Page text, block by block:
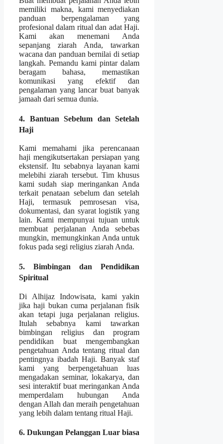
memiliki makna, kami menyediakan
panduan berpengalaman yang
profesional dalam ritual dan adat Haji.
Kami akan menemani Anda
sepanjang ziarah Anda, tawarkan
wacana dan panduan bernilai di setiap
langkah. Pemandu kami pintar dalam
beragam bahasa, memastikan
komunikasi yang efektif dan
pengalaman yang lancar buat banyak
jamaah dari semua dunia.
4. Bantuan Sebelum dan Setelah
Haji
Kami memahami jika perencanaan
haji mengikutsertakan persiapan yang
ekstensif. Itu sebabnya layanan kami
melebihi ziarah tersebut. Tim khusus
kami sudah siap meringankan Anda
terkait penataan sebelum dan setelah
Haji, termasuk pemrosesan visa,
dokumentasi, dan syarat logistik yang
lain. Kami mempunyai tujuan untuk
membuat perjalanan Anda sebebas
mungkin, memungkinkan Anda untuk
fokus pada segi religius ziarah Anda.
5. Bimbingan dan Pendidikan
Spiritual
Di Alhijaz Indowisata, kami yakin
jika haji bukan cuma perjalanan fisik
akan tetapi juga perjalanan religius.
Itulah sebabnya kami tawarkan
bimbingan religius dan program
pendidikan buat mengembangkan
pengetahuan Anda tentang ritual dan
pentingnya ibadah Haji. Banyak staf
kami yang berpengetahuan luas
mengadakan seminar, lokakarya, dan
sesi interaktif buat meringankan Anda
memperdalam hubungan Anda
dengan Allah dan meraih pengetahuan
yang lebih dalam tentang ritual Haji.
6. Dukungan Pelanggan Luar biasa